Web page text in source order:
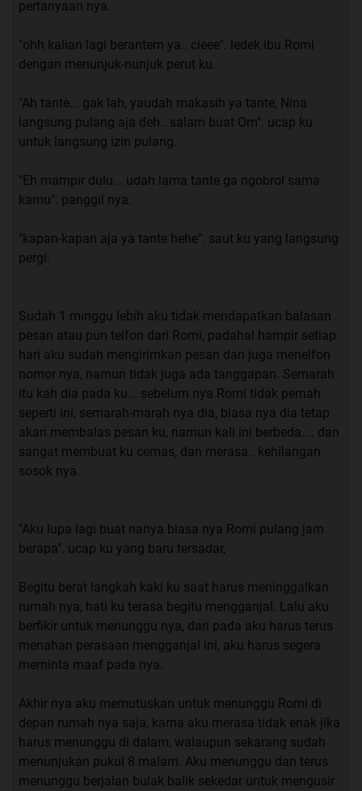
pertanyaan nya.
"ohh kalian lagi berantem ya.. cieee". ledek ibu Romi
dengan menunjuk-nunjuk perut ku.
"Ah tante... gak lah, yaudah makasih ya tante, Nina
langsung pulang aja deh.. salam buat Om". ucap ku
untuk langsung izin pulang.
"Eh mampir dulu... udah lama tante ga ngobrol sama
kamu". panggil nya.
"kapan-kapan aja ya tante hehe". saut ku yang langsung
pergi.
Sudah 1 minggu lebih aku tidak mendapatkan balasan
pesan atau pun telfon dari Romi, padahal hampir setiap
hari aku sudah mengirimkan pesan dan juga menelfon
nomor nya, namun tidak juga ada tanggapan. Semarah
itu kah dia pada ku... sebelum nya Romi tidak pernah
seperti ini, semarah-marah nya dia, biasa nya dia tetap
akan membalas pesan ku, namun kali ini berbeda.... dan
sangat membuat ku cemas, dan merasa.. kehilangan
sosok nya.
"Aku lupa lagi buat nanya biasa nya Romi pulang jam
berapa". ucap ku yang baru tersadar,
Begitu berat langkah kaki ku saat harus meninggalkan
rumah nya, hati ku terasa begitu mengganjal. Lalu aku
berfikir untuk menunggu nya, dari pada aku harus terus
menahan perasaan mengganjal ini, aku harus segera
meminta maaf pada nya.
Akhir nya aku memutuskan untuk menunggu Romi di
depan rumah nya saja, karna aku merasa tidak enak jika
harus menunggu di dalam, walaupun sekarang sudah
menunjukan pukul 8 malam. Aku menunggu dan terus
menunggu berjalan bulak balik sekedar untuk mengusir